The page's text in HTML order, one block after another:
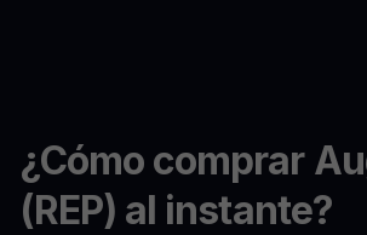
¿Cómo comprar
(REP) al instante?